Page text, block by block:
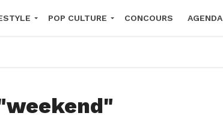
POP CULTURE CONCOURS AGENDA